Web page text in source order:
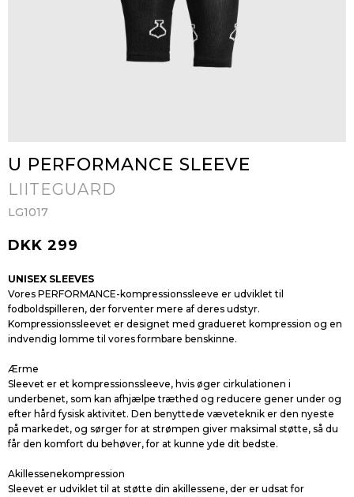
U PERFORMANCE SLEEVE
LIITEGUARD
LG1017
DKK 299
UNISEX SLEEVES
Vores PERFORMANCE-kompressionssleeve er udviklet til
fodboldspilleren, der forventer mere af deres udstyr.
Kompressionssleevet er designet med gradueret kompression og en
indvendig lomme til vores formbare benskinne.
Ærme
Sleevet er et kompressionssleeve, hvis øger cirkulationen i
underbenet, som kan afhjælpe træthed og reducere gener under og
efter hård fysisk aktivitet. Den benyttede væveteknik er den nyeste
på markedet, og sørger for at strømpen giver maksimal støtte, så du
får den komfort du behøver, for at kunne yde dit bedste.
Akillessenekompression
Sleevet er udviklet til at støtte din akillessene, der er udsat for